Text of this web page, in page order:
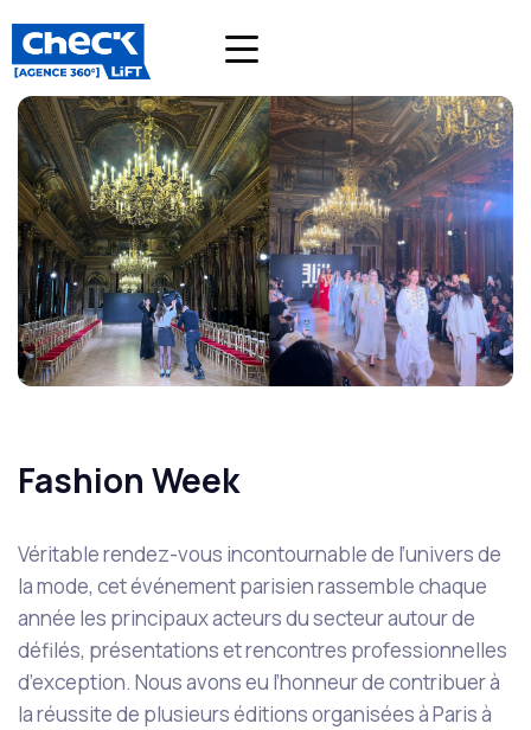
Fashion Week
Véritable rendez-vous incontournable de l’univers de
la mode, cet événement parisien rassemble chaque
année les principaux acteurs du secteur autour de
défilés, présentations et rencontres professionnelles
d’exception. Nous avons eu l’honneur de contribuer à
la réussite de plusieurs éditions organisées à Paris à